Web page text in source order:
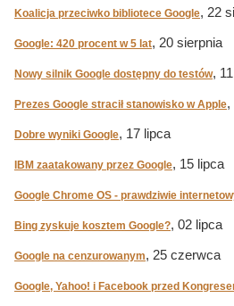
Koalicja przeciwko bibliotece Google, 22
Google: 420 procent w 5 lat, 20 sierpnia
Nowy silnik Google dostępny do testów,
Prezes Google stracił stanowisko w Apple,
Dobre wyniki Google, 17 lipca
IBM zaatakowany przez Google, 15 lipca
Google Chrome OS - prawdziwie
Bing zyskuje kosztem Google?, 02 lipca
Google na cenzurowanym, 25 czerwca
Google, Yahoo! i Facebook przed